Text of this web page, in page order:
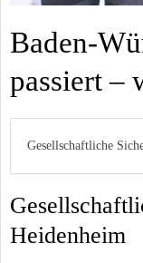
Baden-
passiert –
Gesellschaftliche
Heidenheim